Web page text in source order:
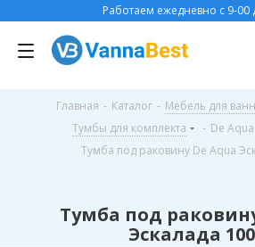
Работаем ежедневно с 9-00
Главная - Каталог - Мебель для
Тумбы для комплекта
- De Aqua
Тумба под раковину De Aqua
Тумба под
Эскалада